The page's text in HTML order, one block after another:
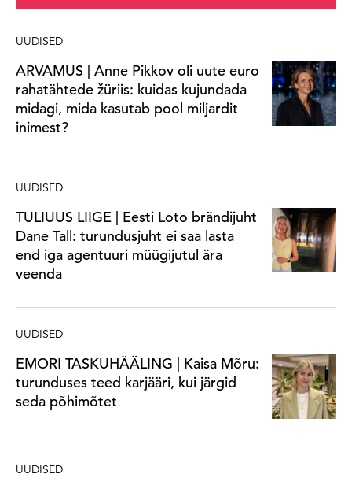
UUDISED
ARVAMUS | Anne Pikkov oli uute euro
rahatähtede žüriis: kuidas kujundada
midagi, mida kasutab pool miljardit
inimest?
UUDISED
TULIUUS LIIGE | Eesti Loto brändijuht
Dane Tall: turundusjuht ei saa lasta
end iga agentuuri müügijutul ära
veenda
UUDISED
EMORI TASKUHÄÄLING | Kaisa Mõru:
turunduses teed karjääri, kui järgid
seda põhimõtet
UUDISED